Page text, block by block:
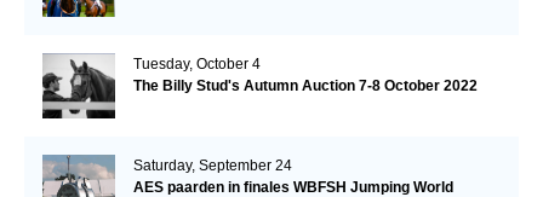
Tuesday, October 4
The Billy Stud's Autumn Auction 7-8 October 2022
Saturday, September 24
AES paarden in finales WBFSH Jumping World